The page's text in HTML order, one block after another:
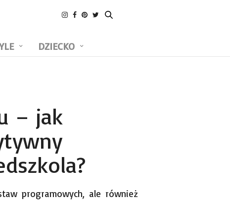
DZIECKO
– jak
programowych, ale również